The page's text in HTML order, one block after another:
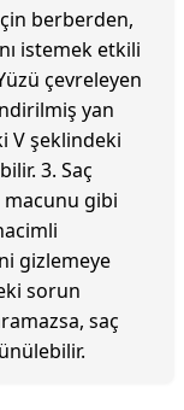
berberden,
istemek etkili
çevreleyen
yan
V şeklindeki
3. Saç
gibi
gizlemeye
sorun
saç